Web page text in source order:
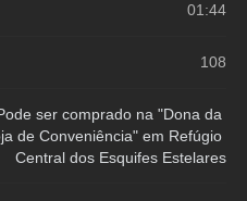
01:44
108
ser comprado na "Dona da
de Conveniência" em Refúgio
Central dos Esquifes Estelares